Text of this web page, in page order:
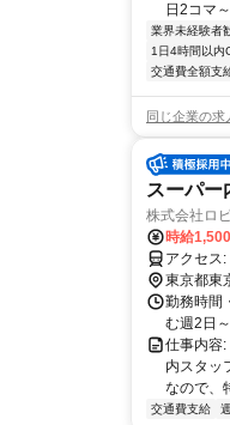
日2コマ
業界未経験者
1日4時間以内
交通費全額支
同じ企業の求
スーパー
株式会社ロ
時給
東京都東
勤務時間
む週2日
仕事内容
内スタッ
なので、
交通費支給